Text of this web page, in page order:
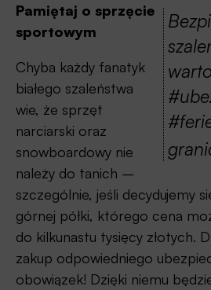
Pamiętaj o sprzęcie
sportowym
Chyba każdy fanatyk
białego szaleństwa
wie, że sprzęt
narciarski oraz
snowboardowy nie
należy do tanich –
szczególnie, jeśli decydujemy
górnej półki, którego cena
do kilkunastu tysięcy złotych.
zakup odpowiedniego
obowiązek! Dzięki niemu